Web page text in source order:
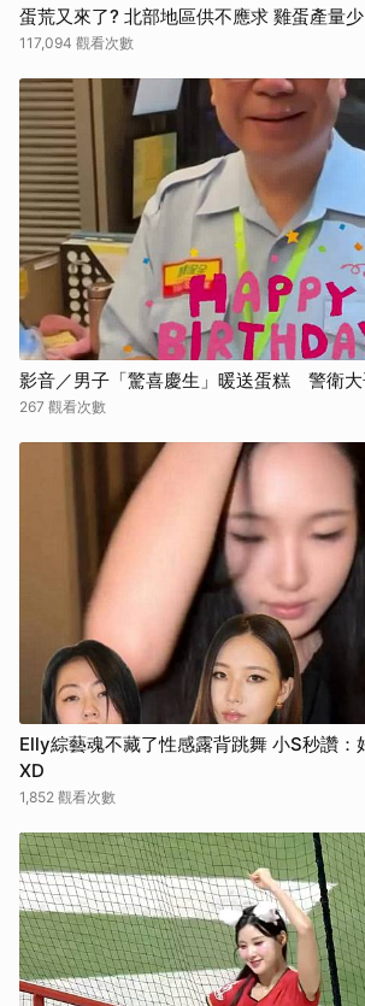
蛋荒又來了? 北部地區供不應求 雞蛋產量
117,094 觀看次數
影音／男子「驚喜慶生」暖送蛋糕 警衛大
267 觀看次數
Elly綜藝魂不藏了性感露背跳舞 小S秒讚：
XD
1,852 觀看次數